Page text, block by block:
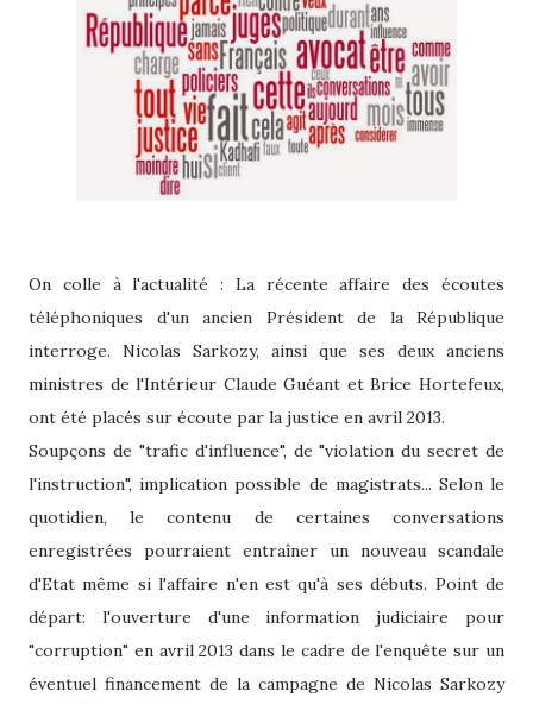
On colle à l'actualité : La récente affaire des écoutes
téléphoniques d'un ancien Président de la République
interroge. Nicolas Sarkozy, ainsi que ses deux anciens
ministres de l'Intérieur Claude Guéant et Brice Hortefeux,
ont été placés sur écoute par la justice en avril 2013.
Soupçons de "trafic d'influence", de "violation du secret de
l'instruction", implication possible de magistrats... Selon le
quotidien, le contenu de certaines conversations
enregistrées pourraient entraîner un nouveau scandale
d'Etat même si l'affaire n'en est qu'à ses débuts. Point de
départ: l'ouverture d'une information judiciaire pour
"corruption" en avril 2013 dans le cadre de l'enquête sur un
éventuel financement de la campagne de Nicolas Sarkozy